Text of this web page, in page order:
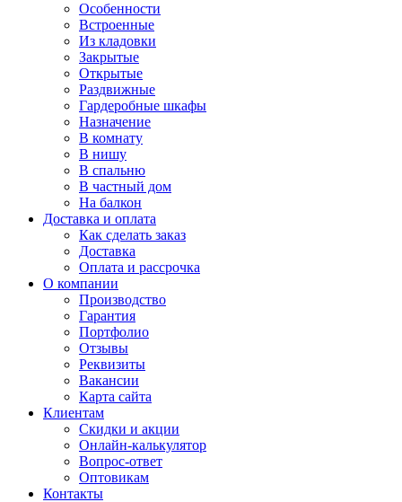
Особенности
Встроенные
Из кладовки
Закрытые
Открытые
Раздвижные
Гардеробные шкафы
Назначение
В комнату
В нишу
В спальню
В частный дом
На балкон
Доставка и оплата
Как сделать заказ
Доставка
Оплата и рассрочка
О компании
Производство
Гарантия
Портфолио
Отзывы
Реквизиты
Вакансии
Карта сайта
Клиентам
Скидки и акции
Онлайн-калькулятор
Вопрос-ответ
Оптовикам
Контакты